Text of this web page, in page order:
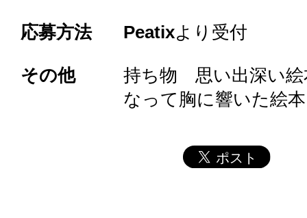
応募方法 Peatixより受付
その他
持ち物 思い出深い絵
なって胸に響いた絵本